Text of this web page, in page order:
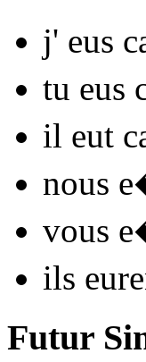
j' eus
tu eus
il eut
nous
vous
ils
Futur